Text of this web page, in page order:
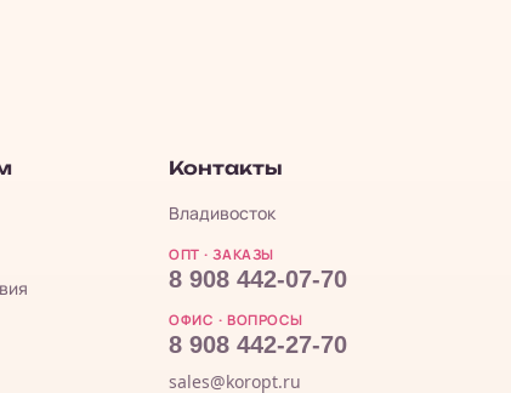
Контакты
Владивосток
ОПТ · ЗАКАЗЫ
8 908 442-07-70
ОФИС · ВОПРОСЫ
8 908 442-27-70
sales@koropt.ru